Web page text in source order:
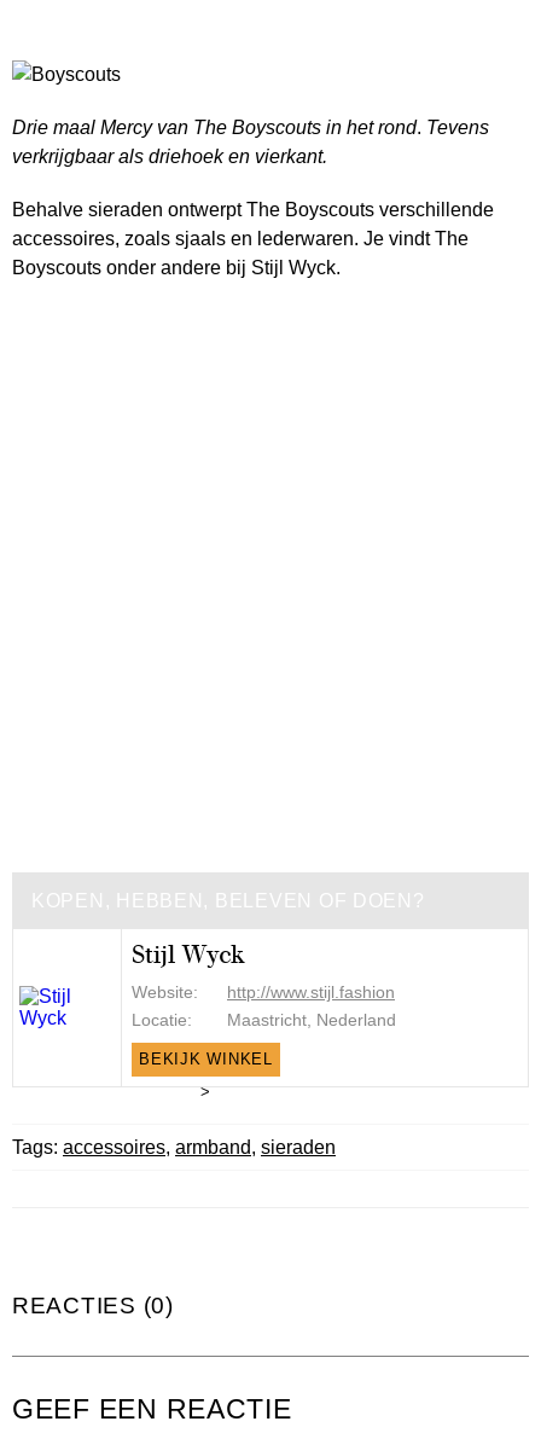
Drie maal Mercy van The Boyscouts in het rond. Tevens
verkrijgbaar als driehoek en vierkant.
Behalve sieraden ontwerpt The Boyscouts verschillende
accessoires, zoals sjaals en lederwaren. Je vindt The
Boyscouts onder andere bij Stijl Wyck.
KOPEN, HEBBEN, BELEVEN OF DOEN?
Stijl Wyck
Website:
http://www.stijl.fashion
Locatie:
Maastricht, Nederland
BEKIJK WINKEL
>
Tags: accessoires, armband, sieraden
REACTIES (0)
GEEF EEN REACTIE